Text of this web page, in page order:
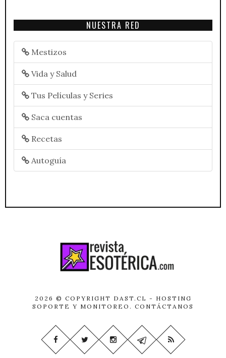
NUESTRA RED
Mestizos
Vida y Salud
Tus Películas y Series
Saca cuentas
Recetas
Autoguía
2026 © COPYRIGHT DAST.CL - HOSTING
SOPORTE Y MONITOREO. CONTÁCTANOS